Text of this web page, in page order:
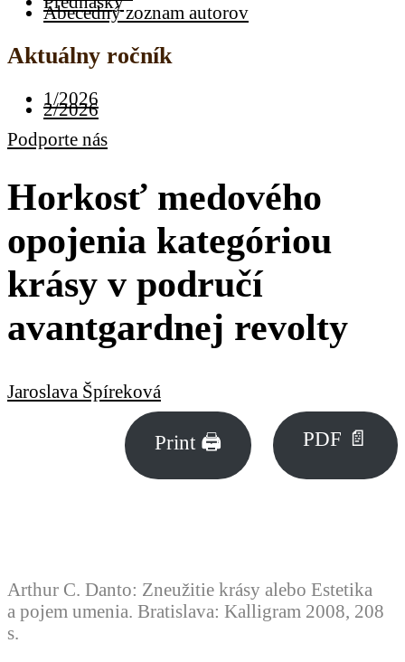
Abecedný zoznam autorov
Aktuálny ročník
1/2026
2/2026
Podporte nás
Horkosť medového
opojenia kategóriou
krásy v područí
avantgardnej revolty
Jaroslava Špíreková
Print 🖨 PDF 📄
Arthur C. Danto: Zneužitie krásy alebo Estetika
a pojem umenia. Bratislava: Kalligram 2008, 208
s.